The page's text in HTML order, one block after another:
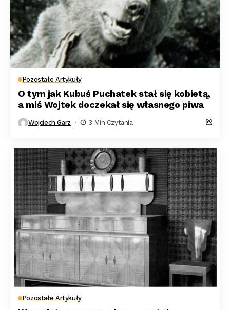
Pozostałe Artykuły
O tym jak Kubuś Puchatek stał się kobietą,
a miś Wojtek doczekał się własnego piwa
Wojciech Garz 3 Min Czytania
Pozostałe Artykuły